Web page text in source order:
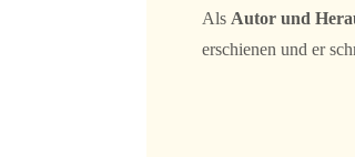
Als Autor und
erschienen und er